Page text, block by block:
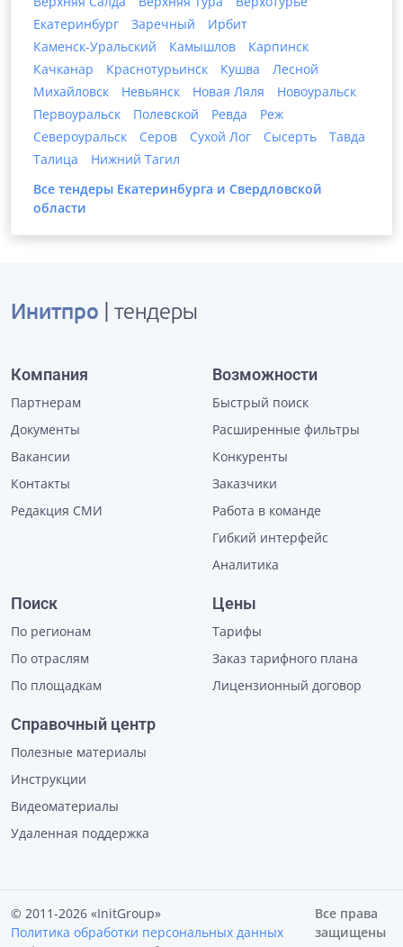
Екатеринбург
Заречный
Ирбит
Каменск-Уральский
Камышлов
Карпинск
Качканар
Краснотурьинск Кушва
Лесной
Михайловск
Невьянск Новая Ляля
Новоуральск
Первоуральск
Полевской Ревда
Реж
Североуральск
Серов Сухой Лог Сысерть
Тавда
Талица
Нижний Тагил
Все тендеры Екатеринбурга и Свердловской
области
Инитпро | тендеры
Компания
Партнерам
Документы
Вакансии
Контакты
Редакция СМИ
Возможности
Быстрый поиск
Расширенные фильтры
Конкуренты
Заказчики
Работа в команде
Гибкий интерфейс
Аналитика
Поиск
По регионам
По отраслям
По площадкам
Цены
Тарифы
Заказ тарифного плана
Лицензионный договор
Справочный центр
Полезные материалы
Инструкции
Видеоматериалы
Удаленная поддержка
© 2011-2026 «InitGroup»
Политика обработки персональных данных
Все права
защищены